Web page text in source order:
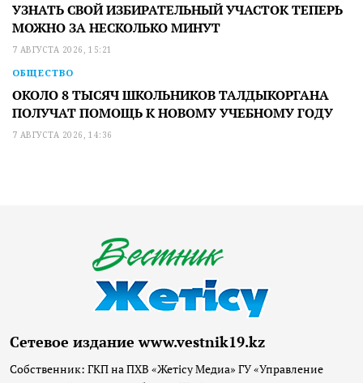
УЗНАТЬ СВОЙ ИЗБИРАТЕЛЬНЫЙ УЧАСТОК ТЕПЕРЬ
МОЖНО ЗА НЕСКОЛЬКО МИНУТ
7 АВГУСТА 2026, 15:21
ОБЩЕСТВО
ОКОЛО 8 ТЫСЯЧ ШКОЛЬНИКОВ ТАЛДЫКОРГАНА
ПОЛУЧАТ ПОМОЩЬ К НОВОМУ УЧЕБНОМУ ГОДУ
7 АВГУСТА 2026, 14:36
Сетевое издание www.vestnik19.kz
Собственник: ГКП на ПХВ «Жетісу Медиа» ГУ «Управление